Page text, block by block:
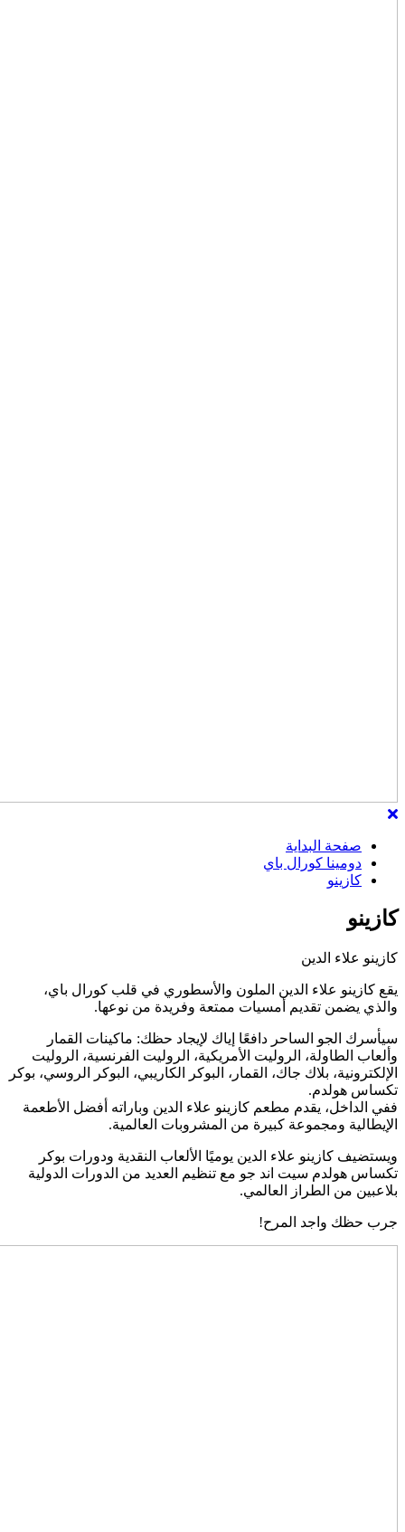
صفحة البداية
دومينا كورال باي
كازينو
كازينو
كازينو علاء الدين
يقع كازينو علاء الدين الملون والأسطوري في قلب كورال باي،
والذي يضمن تقديم أمسيات ممتعة وفريدة من نوعها.
سيأسرك الجو الساحر دافعًا إياك لإيجاد حظك: ماكينات القمار
وألعاب الطاولة، الروليت الأمريكية، الروليت الفرنسية، الروليت
الإلكترونية، بلاك جاك، القمار، البوكر الكاريبي، البوكر الروسي، بوكر
تكساس هولدم.
ففي الداخل، يقدم مطعم كازينو علاء الدين وباراته أفضل الأطعمة
الإيطالية ومجموعة كبيرة من المشروبات العالمية.
ويستضيف كازينو علاء الدين يوميًا الألعاب النقدية ودورات بوكر
تكساس هولدم سيت اند جو مع تنظيم العديد من الدورات الدولية
بلاعبين من الطراز العالمي.
جرب حظك واجد المرح!